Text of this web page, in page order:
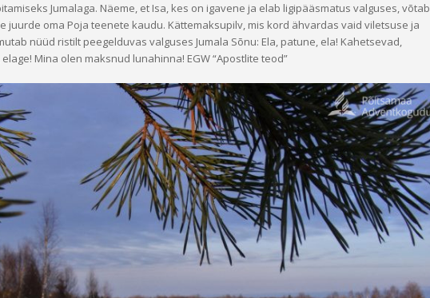
Jumalaga. Näeme, et Isa, kes on igavene ja elab ligipääsmatus valguses, võtab
juurde oma Poja teenete kaudu. Kättemaksupilv, mis kord ähvardas vaid viletsuse ja
nüüd ristilt peegelduvas valguses Jumala Sõnu: Ela, patune, ela! Kahetsevad,
Mina olen maksnud lunahinna! EGW “Apostlite teod”